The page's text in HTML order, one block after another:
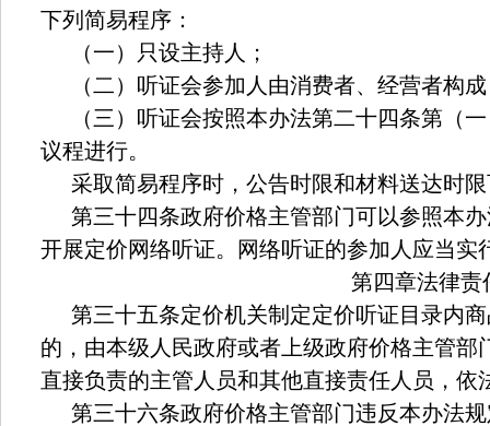
下列简易程序：
（一）只设主持人；
（二）听证会参加人由消费者、经营者构
（三）听证会按照本办法第二十四条第（
议程进行。
采取简易程序时，公告时限和材料送达时
第三十四条政府价格主管部门可以参照本
开展定价网络听证。网络听证的参加人应当实
第四章法律责
第三十五条定价机关制定定价听证目录内
的，由本级人民政府或者上级政府价格主管部
直接负责的主管人员和其他直接责任人员，依
第三十六条政府价格主管部门违反本办法